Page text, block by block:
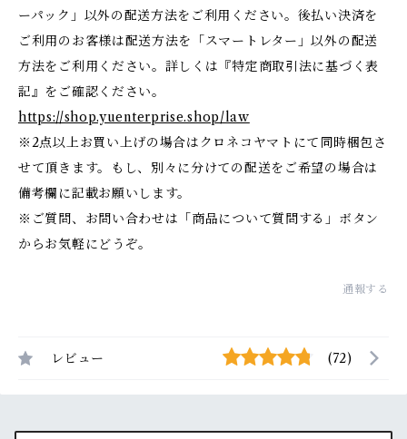
ーパック」以外の配送方法をご利用ください。後払い決済を
ご利用のお客様は配送方法を「スマートレター」以外の配送
方法をご利用ください。詳しくは『特定商取引法に基づく表
記』をご確認ください。
https://shop.yuenterprise.shop/law
※2点以上お買い上げの場合はクロネコヤマトにて同時梱包さ
せて頂きます。もし、別々に分けての配送をご希望の場合は
備考欄に記載お願いします。
※ご質問、お問い合わせは「商品について質問する」ボタン
からお気軽にどうぞ。
通報する
レビュー (72)